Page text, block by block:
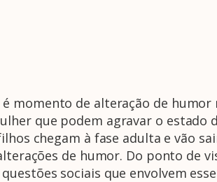
momento de alteração de
que podem agravar o
chegam à fase adulta e vão
de humor. Do ponto de
sociais que envolvem